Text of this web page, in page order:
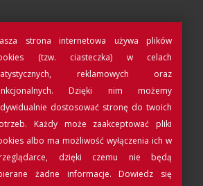
w Poznaniu 2017
Projekt i realizacja:QRtag
strona internetowa używa plików
(tzw. ciasteczka) w celach
reklamowych oraz
Dzięki nim możemy
dostosować stronę do twoich
Każdy może zaakceptować pliki
albo ma możliwość wyłączenia ich w
dzięki czemu nie będą
żadne informacje. Dowiedz się